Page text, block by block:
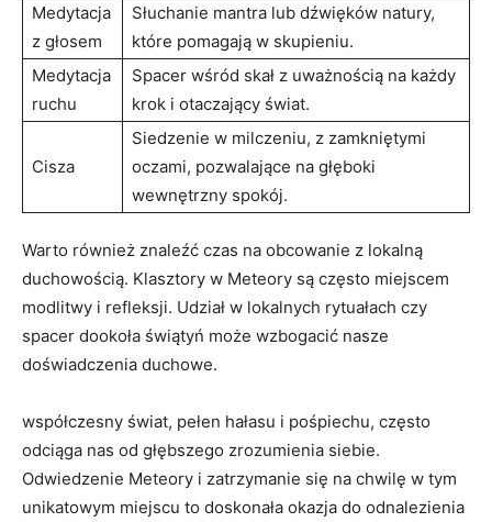
Medytacja
z głosem
Słuchanie mantra lub dźwięków natury,
które pomagają w skupieniu.
Medytacja
ruchu
Spacer wśród skał z uważnością na każdy
krok i otaczający świat.
Cisza
Siedzenie w milczeniu, z zamkniętymi
oczami, pozwalające na głęboki
wewnętrzny spokój.
Warto również znaleźć czas na obcowanie z lokalną
duchowością. Klasztory w Meteory są często miejscem
modlitwy i refleksji. Udział w lokalnych rytuałach czy
spacer dookoła świątyń może wzbogacić nasze
doświadczenia duchowe.
współczesny świat, pełen hałasu i pośpiechu, często
odciąga nas od głębszego zrozumienia siebie.
Odwiedzenie Meteory i zatrzymanie się na chwilę w tym
unikatowym miejscu to doskonała okazja do odnalezienia